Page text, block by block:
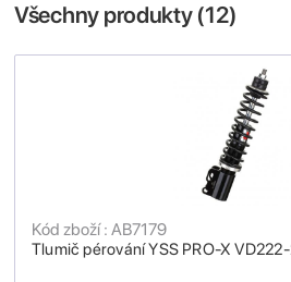
Všechny produkty (12)
Tlumič pérování YSS PRO-X
Kód zboží : AB7179